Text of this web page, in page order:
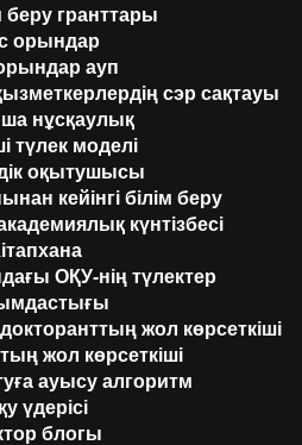
беру гранттары
орындар
ауп
сэр сақтауы
нұсқаулық
түлек моделі
оқытушысы
кейінгі білім беру
күнтізбесі
ОҚУ-нің түлектер
жол көрсеткіші
жол көрсеткіші
ауысу алгоритм
үдерісі
блогы